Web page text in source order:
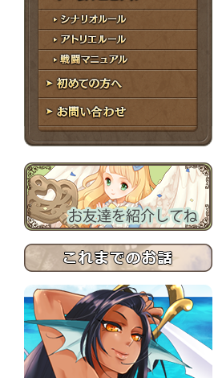
ゲームマニュアル
シナリオルール
アトリエルール
戦闘マニュアル
初めての方へ
お問い合わせ